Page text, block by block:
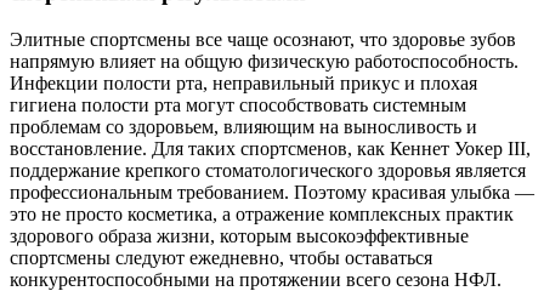
Элитные спортсмены все чаще осознают, что здоровье зубов
напрямую влияет на общую физическую работоспособность.
Инфекции полости рта, неправильный прикус и плохая
гигиена полости рта могут способствовать системным
проблемам со здоровьем, влияющим на выносливость и
восстановление. Для таких спортсменов, как Кеннет Уокер III,
поддержание крепкого стоматологического здоровья является
профессиональным требованием. Поэтому красивая улыбка —
это не просто косметика, а отражение комплексных практик
здорового образа жизни, которым высокоэффективные
спортсмены следуют ежедневно, чтобы оставаться
конкурентоспособными на протяжении всего сезона НФЛ.